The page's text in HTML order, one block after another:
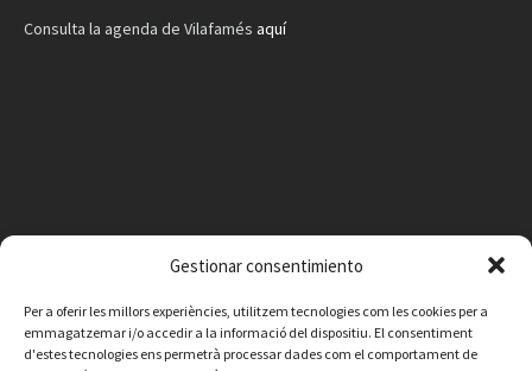
Gestionar consentimiento
Per a oferir les millors experiències, utilitzem tecnologies com les cookies per a
emmagatzemar i/o accedir a la informació del dispositiu. El consentiment
d'estes tecnologies ens permetrà processar dades com el comportament de
Consulta la agenda de Vilafamés aquí